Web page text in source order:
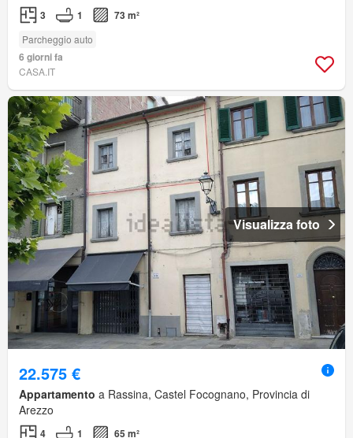
3 1 73 m²
Parcheggio auto
6 giorni fa
CASA.IT
Visualizza foto
22.575 €
Appartamento a Rassina, Castel Focognano, Provincia di
Arezzo
4 1 65 m²